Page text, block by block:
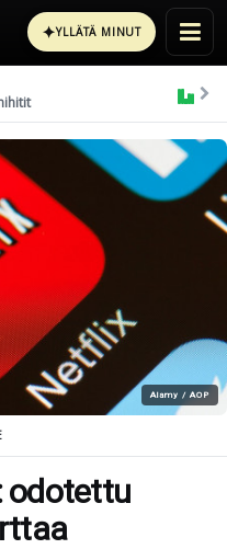
✦YLLÄTÄ MINUT
Alamy / AOP
odotettu